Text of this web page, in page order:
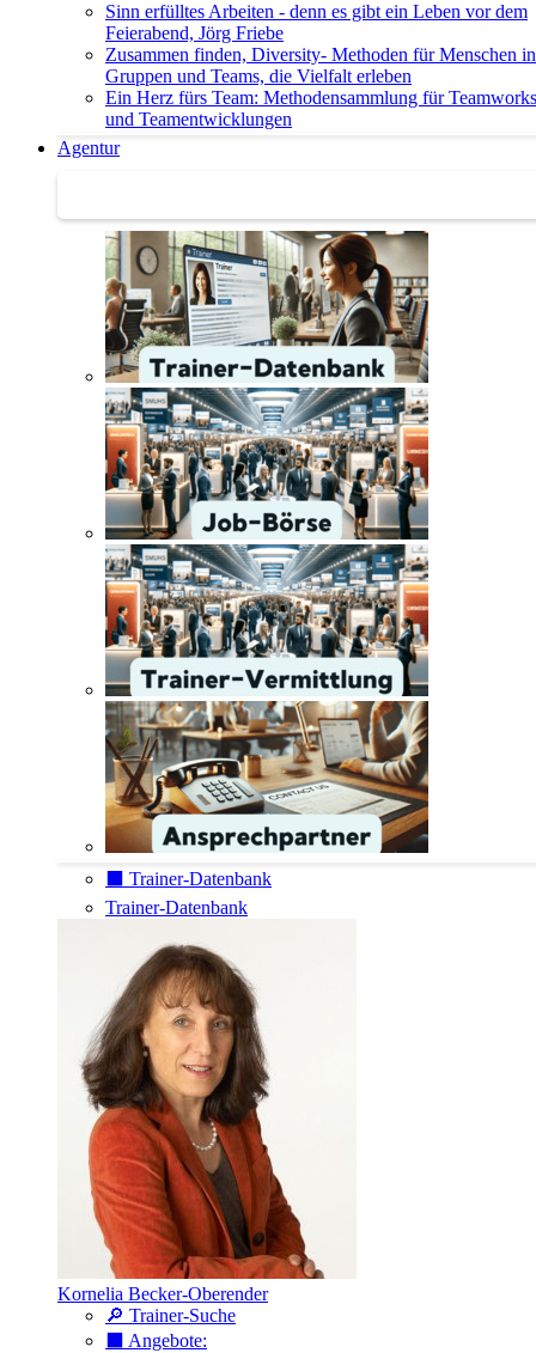
Sinn erfülltes Arbeiten - denn es gibt ein Leben vor dem
Feierabend, Jörg Friebe
Zusammen finden, Diversity- Methoden für Menschen in
Gruppen und Teams, die Vielfalt erleben
Ein Herz fürs Team: Methodensammlung für
und Teamentwicklungen
Agentur
⬛️ Trainer-Datenbank
Trainer-Datenbank
Kornelia Becker-Oberender
🔎 Trainer-Suche
⬛️ Angebote: